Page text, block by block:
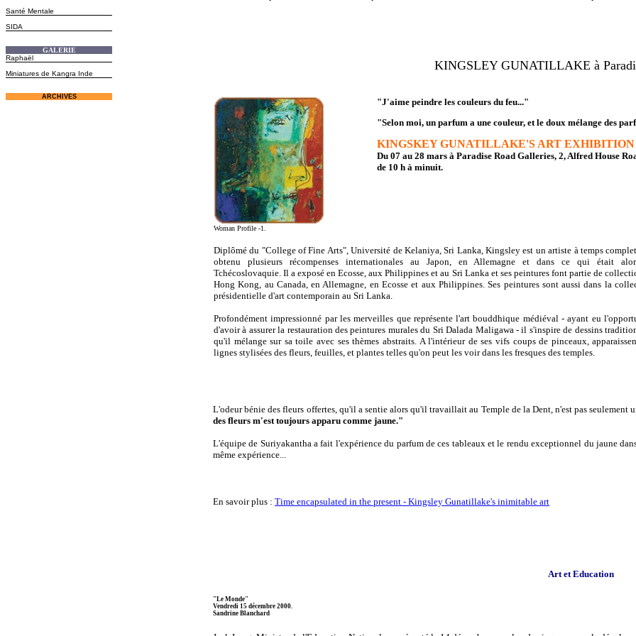
Santé Mentale
SIDA
GALERIE
Raphaël
Miniatures de Kangra Inde
ARCHIVES
KINGSLEY GUNATILLAKE à
Woman Profile -1.
"J'aime peindre les couleurs du feu..."
"Selon moi, un parfum a une couleur, et le doux mélange des
KINGSKEY GUNATILLAKE'S ART EXHIBITION
Du 07 au 28 mars à Paradise Road Galleries, 2, Alfred House
de 10 h à minuit.
Diplômé du "College of Fine Arts", Université de Kelaniya, Sri Lanka, Kingsley est un artiste à temps
obtenu plusieurs récompenses internationales au Japon, en Allemagne et dans ce qui était
Tchécoslovaquie. Il a exposé en Ecosse, aux Philippines et au Sri Lanka et ses peintures font partie de
Hong Kong, au Canada, en Allemagne, en Ecosse et aux Philippines. Ses peintures sont aussi dans la
présidentielle d'art contemporain au Sri Lanka.
Profondément impressionné par les merveilles que représente l'art bouddhique médiéval - ayant eu
d'avoir à assurer la restauration des peintures murales du Sri Dalada Maligawa - il s'inspire de dessins
qu'il mélange sur sa toile avec ses thèmes abstraits. A l'intérieur de ses vifs coups de pinceaux,
lignes stylisées des fleurs, feuilles, et plantes telles qu'on peut les voir dans les fresques des temples.
L'odeur bénie des fleurs offertes, qu'il a sentie alors qu'il travaillait au Temple de la Dent, n'est pas seulement
des fleurs m'est toujours apparu comme jaune."
L'équipe de Suriyakantha a fait l'expérience du parfum de ces tableaux et le rendu exceptionnel du jaune
même expérience...
En savoir plus : Time encapsulated in the present - Kingsley Gunatillake's inimitable art
Art et Education
"Le Monde"
Vendredi 15 décembre 2000.
Sandrine Blanchard